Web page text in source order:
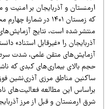
و آذربایجان بر امنیت و
که زمستان ۱۴۰۱ در شمارۀ
شده است، نتایج آزمایش‌های
را «غیرقابل استناد» دانسته و
متقن علمی، شدت
بالای بیماری‌های کبدی که ناشی
مناطق مرزی آذری‌نشین فوق
این مطالعه فعالیت‌های
ارمنستان و قبل از مرز آذربایجان